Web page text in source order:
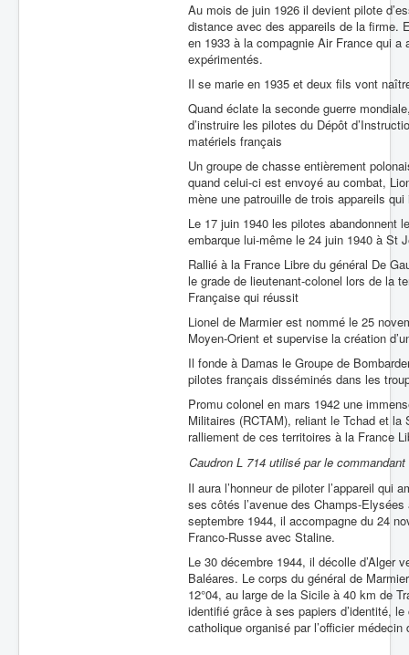
Au mois de juin 1926 il devient pilote
distance avec des appareils de la firme.
en 1933 à la compagnie Air France qui
expérimentés.
Il se marie en 1935 et deux fils vont
Quand éclate la seconde guerre
d’instruire les pilotes du Dépôt
matériels français
Un groupe de chasse entièrement
quand celui-ci est envoyé au combat,
mène une patrouille de trois appareils
Le 17 juin 1940 les pilotes abandonnent
embarque lui-même le 24 juin 1940 à St
Rallié à la France Libre du général De
le grade de lieutenant-colonel lors de la
Française qui réussit
Lionel de Marmier est nommé le 25
Moyen-Orient et supervise la création
Il fonde à Damas le Groupe de
pilotes français disséminés dans les
Promu colonel en mars 1942 une
Militaires (RCTAM), reliant le Tchad et
ralliement de ces territoires à la France
Caudron L 714 utilisé par le
Il aura l’honneur de piloter l’appareil qui
ses côtés l’avenue des Champs-
septembre 1944, il accompagne du 24
Franco-Russe avec Staline.
Le 30 décembre 1944, il décolle d’Alger
Baléares. Le corps du général de
12°04, au large de la Sicile à 40 km de
identifié grâce à ses papiers d’identité,
catholique organisé par l’officier médecin